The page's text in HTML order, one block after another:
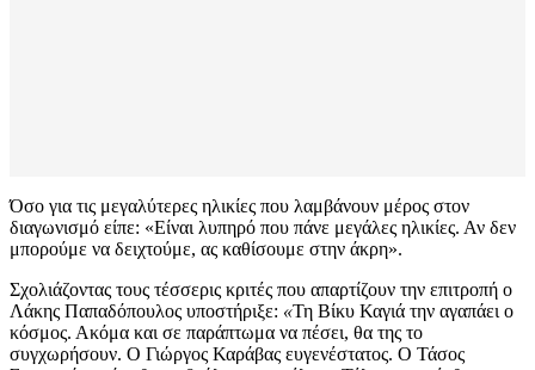
Όσο για τις μεγαλύτερες ηλικίες που λαμβάνουν μέρος στον
διαγωνισμό είπε: «Είναι λυπηρό που πάνε μεγάλες ηλικίες. Αν δεν
μπορούμε να δειχτούμε, ας καθίσουμε στην άκρη».
Σχολιάζοντας τους τέσσερις κριτές που απαρτίζουν την επιτροπή ο
Λάκης Παπαδόπουλος υποστήριξε: «Τη Βίκυ Καγιά την αγαπάει ο
κόσμος. Ακόμα και σε παράπτωμα να πέσει, θα της το
συγχωρήσουν. Ο Γιώργος Καράβας ευγενέστατος. Ο Τάσος